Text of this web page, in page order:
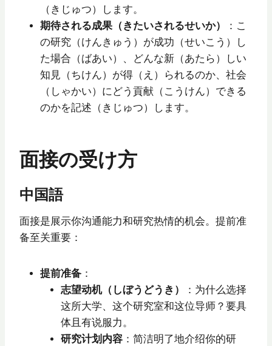
（きじゅつ）します。
期待される成果（きたいされるせいか）
：こ
の研究（けんきゅう）が成功（せいこう）し
た場合（ばあい）、どんな新（あたら）しい
知見（ちけん）が得（え）られるのか、社会
（しゃかい）にどう貢献（こうけん）できる
のかを記述（きじゅつ）します。
面接の受け方
中国語
面接是展示你沟通能力和研究热情的机会。提前准
备至关重要：
提前准备 ：
志望动机（しぼうどうき）
：为什么选择
这所大学、这个研究室和这位导师？要具
体且有说服力。
研究计划内容 ：简洁明了地介绍你的研